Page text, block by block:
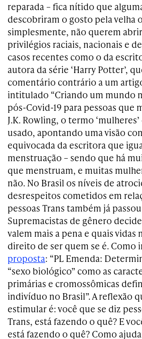
reparada – fica nítido que
descobriram o gosto pela velha
simplesmente, não querem
privilégios raciais, nacionais e
casos recentes como o da
autora da série ‘Harry Potter’,
comentário contrário a um
intitulado “Criando um mundo
pós-Covid-19 para pessoas que
J.K. Rowling, o termo
usado, apontando uma visão
equivocada da escritora que
menstruação – sendo que há
que menstruam, e muitas
não. No Brasil os níveis de
desrespeitos cometidos em
pessoas Trans também já
Supremacistas de gênero
valem mais a pena e quais vidas
direito de ser quem se é. Como
proposta: “PL Emenda:
“sexo biológico” como as
primárias e cromossômicas
indivíduo no Brasil”. A reflexão
estimular é: você que se diz
Trans, está fazendo o quê? E
está fazendo o quê? Como